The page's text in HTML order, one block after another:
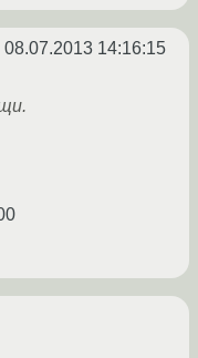
08.07.2013 14:16:15